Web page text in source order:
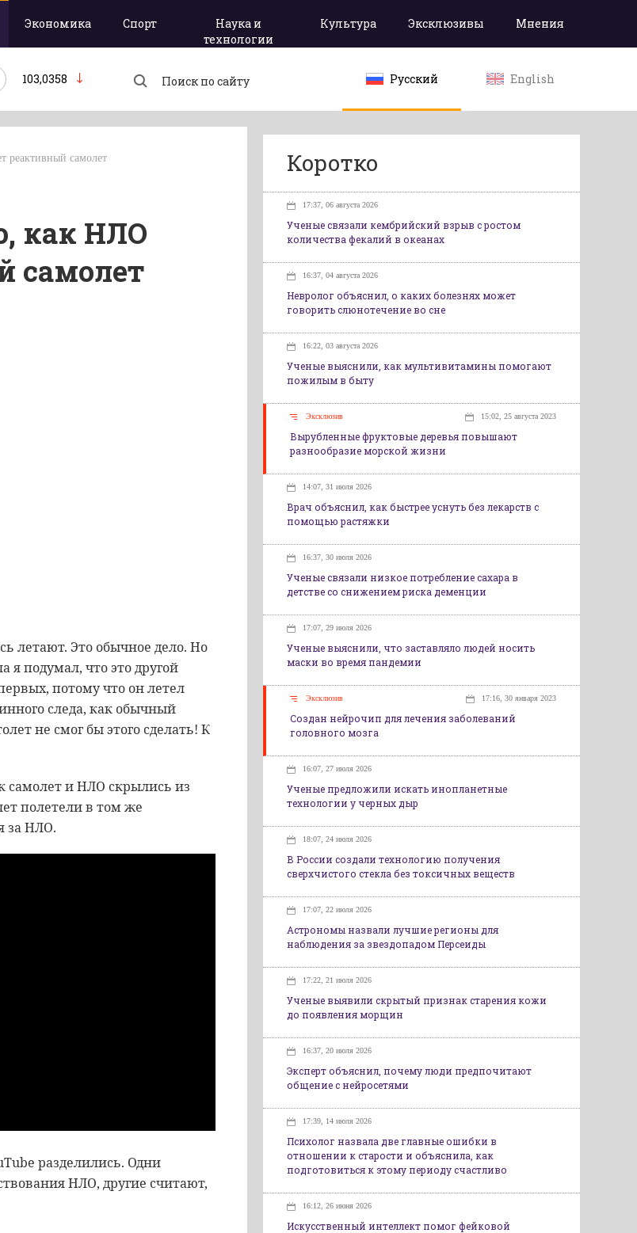
Экономика Спорт
Наука и
технологии
Культура Эксклюзивы Мнения
103,0358 Русский English
реактивный самолет
как НЛО
самолет
летают. Это обычное дело. Но
я подумал, что это другой
потому что он летел
следа, как обычный
не смог бы этого сделать! К
самолет и НЛО скрылись из
полетели в том же
за НЛО.
разделились. Одни
НЛО, другие считают,
Коротко
17:37, 06 августа 2026
Ученые связали кембрийский взрыв с ростом
количества фекалий в океанах
16:37, 04 августа 2026
Невролог объяснил, о каких болезнях может
говорить слюнотечение во сне
16:22, 03 августа 2026
Ученые выяснили, как мультивитамины помогают
пожилым в быту
Эксклюзив 15:02, 25 августа 2023
Вырубленные фруктовые деревья повышают
разнообразие морской жизни
14:07, 31 июля 2026
Врач объяснил, как быстрее уснуть без лекарств с
помощью растяжки
16:37, 30 июля 2026
Ученые связали низкое потребление сахара в
детстве со снижением риска деменции
17:07, 29 июля 2026
Ученые выяснили, что заставляло людей носить
маски во время пандемии
Эксклюзив 17:16, 30 января 2023
Создан нейрочип для лечения заболеваний
головного мозга
16:07, 27 июля 2026
Ученые предложили искать инопланетные
технологии у черных дыр
18:07, 24 июля 2026
В России создали технологию получения
сверхчистого стекла без токсичных веществ
17:07, 22 июля 2026
Астрономы назвали лучшие регионы для
наблюдения за звездопадом Персеиды
17:22, 21 июля 2026
Ученые выявили скрытый признак старения кожи
до появления морщин
16:37, 20 июля 2026
Эксперт объяснил, почему люди предпочитают
общение с нейросетями
17:39, 14 июля 2026
Психолог назвала две главные ошибки в
отношении к старости и объяснила, как
подготовиться к этому периоду счастливо
16:12, 26 июня 2026
Искусственный интеллект помог фейковой